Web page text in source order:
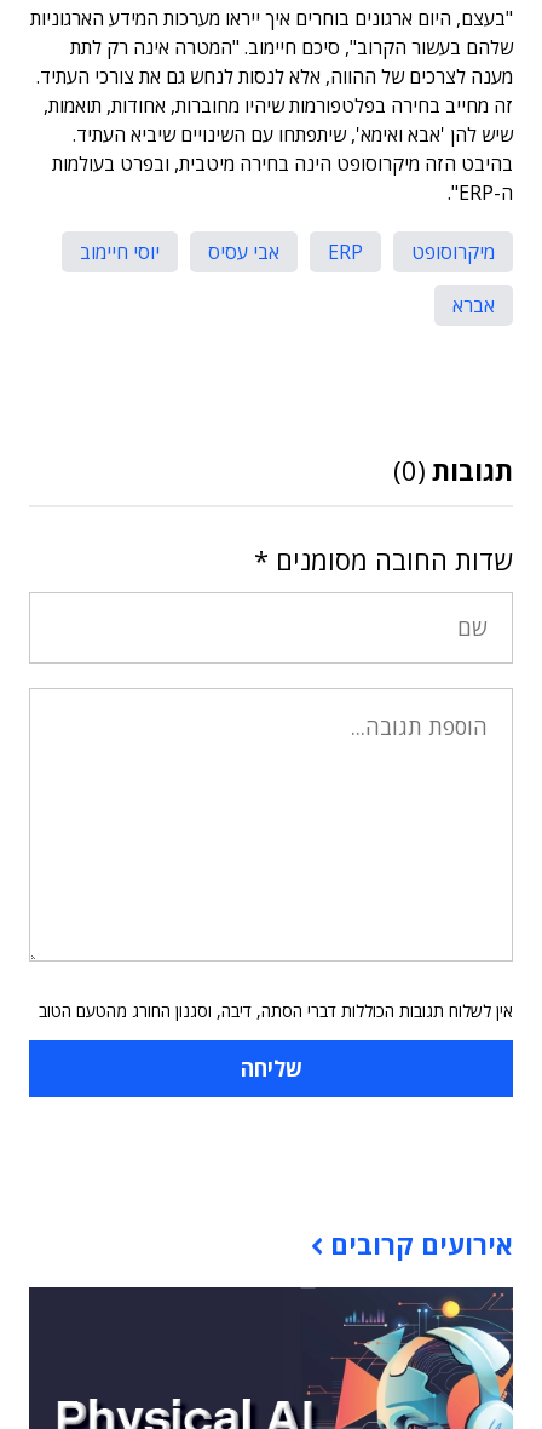
"בעצם, היום ארגונים בוחרים איך ייראו מערכות המידע הארגוניות
שלהם בעשור הקרוב", סיכם חיימוב. "המטרה אינה רק לתת
מענה לצרכים של ההווה, אלא לנסות לנחש גם את צורכי העתיד.
זה מחייב בחירה בפלטפורמות שיהיו מחוברות, אחודות, תואמות,
שיש להן 'אבא ואימא', שיתפתחו עם השינויים שיביא העתיד.
בהיבט הזה מיקרוסופט הינה בחירה מיטבית, ובפרט בעולמות
ה-ERP".
מיקרוסופט ERP אבי עסיס
יוסי חיימוב
אברא
תגובות (0)
שדות החובה מסומנים *
אין לשלוח תגובות הכוללות דברי הסתה, דיבה, וסגנון החורג מהטעם הטוב
אירועים קרובים